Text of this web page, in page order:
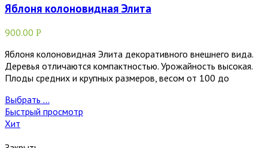
Яблоня колоновидная Элита
900.00 Р
Яблоня колоновидная Элита декоративного внешнего вида.
Деревья отличаются компактностью. Урожайность высокая.
Плоды средних и крупных размеров, весом от 100 до
Выбрать ...
Быстрый просмотр
Хит